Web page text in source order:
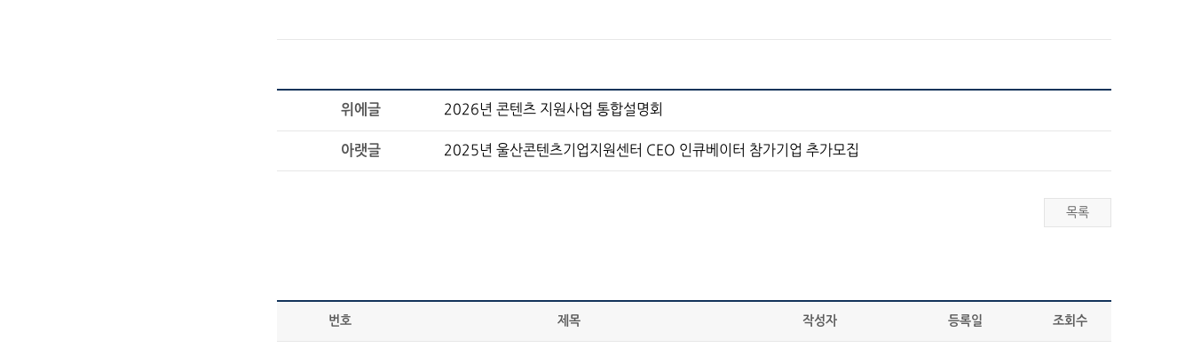
위에글 2026년 콘텐츠 지원사업 통합설명회
아랫글 2025년 울산콘텐츠기업지원센터 CEO 인큐베이터 참가기업 추가모집
목록
번호 제목 작성자 등록일 조회수